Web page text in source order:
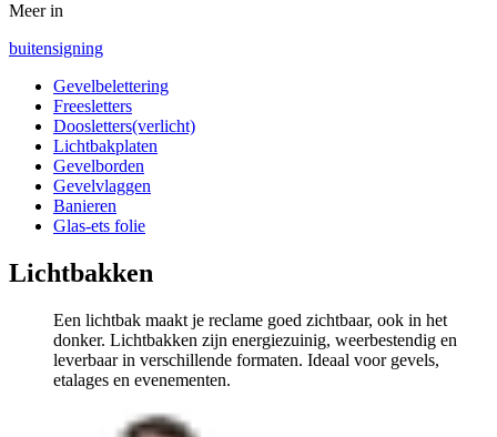
Meer in
buitensigning
Gevelbelettering
Freesletters
Doosletters(verlicht)
Lichtbakplaten
Gevelborden
Gevelvlaggen
Banieren
Glas-ets folie
Lichtbakken
Een lichtbak maakt je reclame goed zichtbaar, ook in het
donker. Lichtbakken zijn energiezuinig, weerbestendig en
leverbaar in verschillende formaten. Ideaal voor gevels,
etalages en evenementen.